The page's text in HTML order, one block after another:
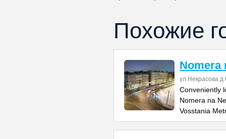
Похожие
Nomera
ул Некрасова
Conveniently
Nomera na
Vosstania